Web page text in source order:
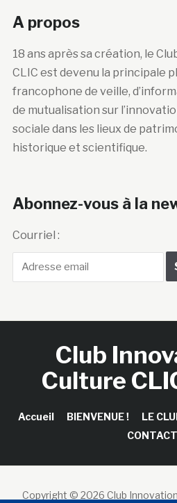
A propos
18 ans après sa création, le
CLIC est devenu la principale
francophone de veille,
de mutualisation sur
sociale dans les lieux de
historique et scientifique.
Abonnez-vous à la
Courriel :
Club
Culture
Accueil BIENVENUE ! LE
Copyright © 2026 Club